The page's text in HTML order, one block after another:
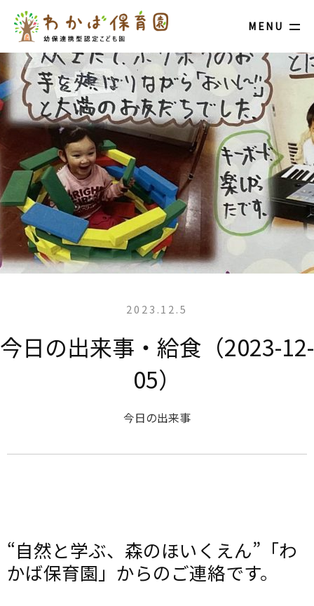
MENU
2023.12.5
今日の出来事・給食（2023-12-
05）
今日の出来事
“自然と学ぶ、森のほいくえん”「わ
かば保育園」からのご連絡です。